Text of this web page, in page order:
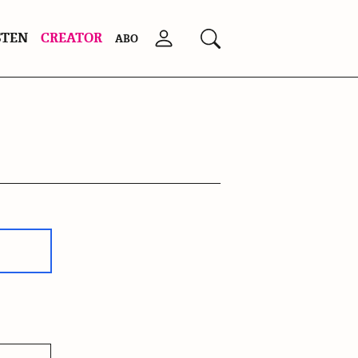
CREATOR ABO AnmeldenSuchen